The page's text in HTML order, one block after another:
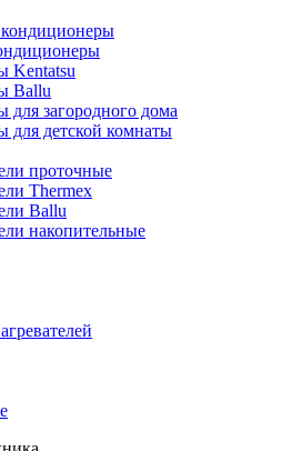
Kentatsu
Ballu
загородного дома
для детской комнаты
проточные
Thermex
Ballu
накопительные